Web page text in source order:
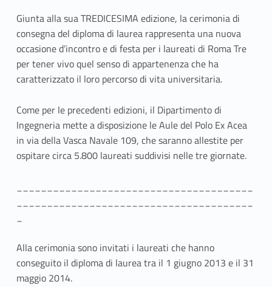
m
o
n
i
a
d
c
o
n
s
Giunta alla sua TREDICESIMA edizione, la cerimonia di
consegna del diploma di laurea rappresenta una nuova
occasione d’incontro e di festa per i laureati di Roma Tre
per tener vivo quel senso di appartenenza che ha
caratterizzato il loro percorso di vita universitaria.
Come per le precedenti edizioni, il Dipartimento di
Ingegneria mette a disposizione le Aule del Polo Ex Acea
in via della Vasca Navale 109, che saranno allestite per
ospitare circa 5.800 laureati suddivisi nelle tre giornate.
Alla cerimonia sono invitati i laureati che hanno
conseguito il diploma di laurea tra il 1 giugno 2013 e il 31
maggio 2014.